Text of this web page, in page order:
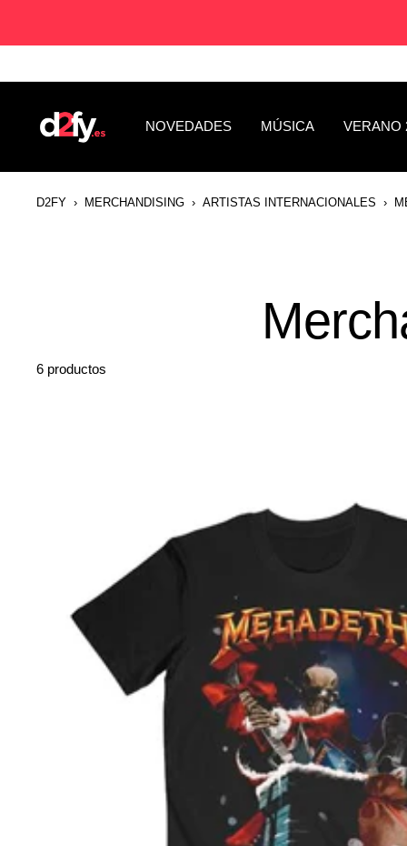
NOVEDADES MÚSICA VERANO
D2fy
Fans
D2FY › MERCHANDISING › ARTISTAS INTERNACIONALES ›
6 productos